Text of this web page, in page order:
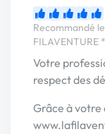
Recommandé
FILAVENTURE
Votre
respect des
Grâce à